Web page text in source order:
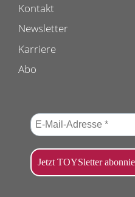
Kontakt
Newsletter
Karriere
Abo